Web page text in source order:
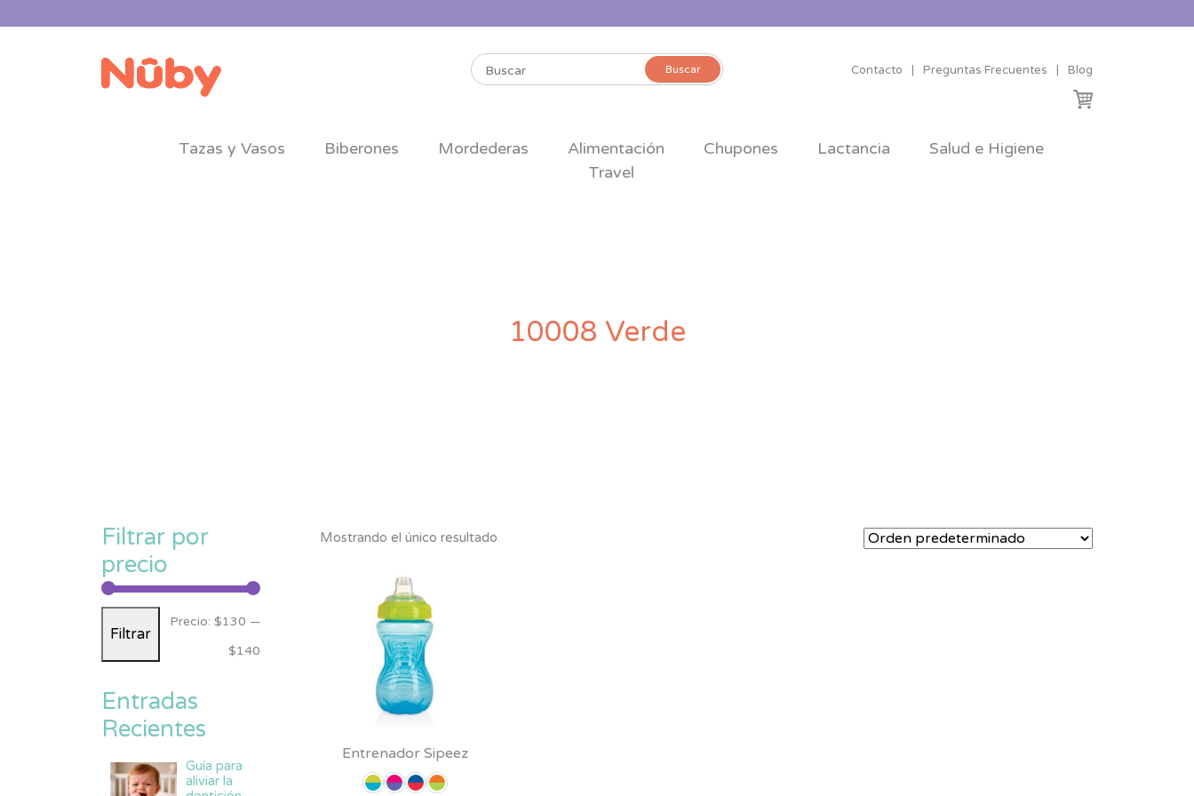
Buscar
Buscar Contacto Preguntas Frecuentes Blog
Tazas y Vasos Biberones Mordederas Alimentación Chupones Lactancia
Salud e Higiene
Travel
10008 Verde
Mostrando el único resultado
Entrenador Sipeez
Filtrar por
precio
Precio
mínimo
Precio
máximo
Filtrar
Precio: $130 —
$140
Entradas
Recientes
Guía para
aliviar la